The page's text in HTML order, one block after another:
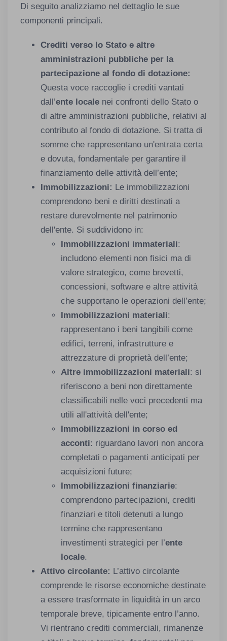
Di seguito analizziamo nel dettaglio le sue
componenti principali.
Crediti verso lo Stato e altre
amministrazioni pubbliche per la
partecipazione al fondo di dotazione:
Questa voce raccoglie i crediti vantati
dall’ente locale nei confronti dello Stato o
di altre amministrazioni pubbliche, relativi al
contributo al fondo di dotazione. Si tratta di
somme che rappresentano un'entrata certa
e dovuta, fondamentale per garantire il
finanziamento delle attività dell’ente;
Immobilizzazioni: Le immobilizzazioni
comprendono beni e diritti destinati a
restare durevolmente nel patrimonio
dell'ente. Si suddividono in:
Immobilizzazioni immateriali:
includono elementi non fisici ma di
valore strategico, come brevetti,
concessioni, software e altre attività
che supportano le operazioni dell’ente;
Immobilizzazioni materiali:
rappresentano i beni tangibili come
edifici, terreni, infrastrutture e
attrezzature di proprietà dell’ente;
Altre immobilizzazioni materiali: si
riferiscono a beni non direttamente
classificabili nelle voci precedenti ma
utili all'attività dell'ente;
Immobilizzazioni in corso ed
acconti: riguardano lavori non ancora
completati o pagamenti anticipati per
acquisizioni future;
Immobilizzazioni finanziarie:
comprendono partecipazioni, crediti
finanziari e titoli detenuti a lungo
termine che rappresentano
investimenti strategici per l’ente
locale.
Attivo circolante: L’attivo circolante
comprende le risorse economiche destinate
a essere trasformate in liquidità in un arco
temporale breve, tipicamente entro l’anno.
Vi rientrano crediti commerciali, rimanenze